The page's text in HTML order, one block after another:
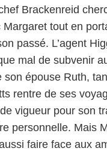
Brackenreid
Margaret tout en
passé. L’agent
mal de subvenir
son épouse Ruth,
rentre de ses
vigueur pour son
personnelle. Mais
faire face aux